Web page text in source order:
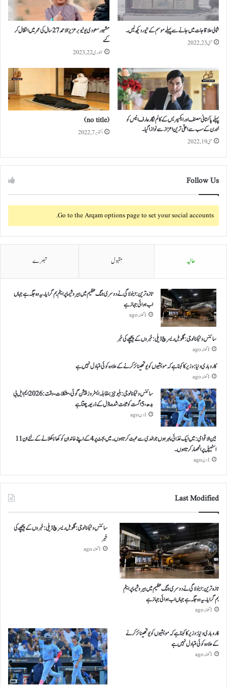
شمالی علاقاجات میں جانے سے پہلے موسم کے تیور دیکھ لیں۔
مئی 23, 2022
مشہور سعودی یوٹیوبر عزیز الاحمد 27 سال کی عمر میں انتقال کر
گئے
جنوری 22, 2023
پہلے پاکستانی مصنف اور ایکسپریس کے کالم نگار عارف انیس کو
لندن کے سب سے اعلیٰ ترین اعزاز سے نوازا گیا ۔
مئی 19, 2022
(no title)
اکتوبر 7, 2022
Follow Us
Go to the Arqam options page to set your social accounts.
حالیہ مقبول تبصرے
تازہ ترین: اینولا گی نے دوسری جنگ عظیم میں ہیروشیما پر ایٹم بم گرایا ۔ یہ وہ جگہ ہے جہاں
اب ہوائی جہاز ہے
1 گھنٹہ ago
سائنس و ٹیکنالوجی: گلوبل ریسرچ ڈیلی: خبروں کے پیچھے کی خبر
1 گھنٹہ ago
کاروباری دنیا: وزیر کا کہنا ہے کہ مویشیوں کو یوتھینائز کرنے کے علاوہ کوئی متبادل نہیں ہے
1 گھنٹہ ago
سائنس و ٹیکنالوجی: بلیو جیز بمقابلہ ایسٹروز پیشن گوئی، مشکلات، وقت: 2026 ایم ایل بی
بدھ، 5 اگست کو ثابت شدہ ماڈل کے ذریعہ چنتا ہے
1 دن ago
بین الاقوامی: میں ایک غذائی ماہر ہوں جو الدی سے محبت کرتا ہوں ۔ میں بجٹ پر 4 کے اپنے خاندان کو کھانا کھلانے کے لئے ان 11
اسٹیپل پر انحصار کرتا ہوں ۔
1 دن ago
Last Modified
تازہ ترین: اینولا گی نے دوسری جنگ عظیم میں ہیروشیما پر ایٹم
بم گرایا ۔ یہ وہ جگہ ہے جہاں اب ہوائی جہاز ہے
1 گھنٹہ ago
سائنس و ٹیکنالوجی: گلوبل ریسرچ ڈیلی: خبروں کے پیچھے کی
خبر
1 گھنٹہ ago
کاروباری دنیا: وزیر کا کہنا ہے کہ مویشیوں کو یوتھینائز کرنے
کے علاوہ کوئی متبادل نہیں ہے
1 گھنٹہ ago